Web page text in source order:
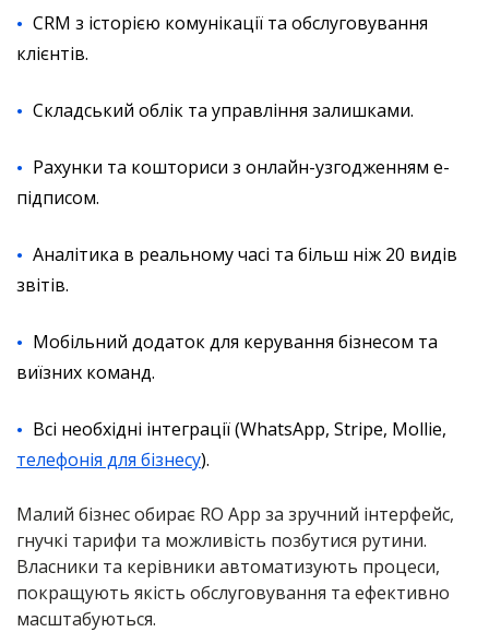
CRM з історією комунікації та обслуговування
клієнтів.
Складський облік та управління залишками.
Рахунки та кошториси з онлайн-узгодженням е-
підписом.
Аналітика в реальному часі та більш ніж 20 видів
звітів.
Мобільний додаток для керування бізнесом та
виїзних команд.
Всі необхідні інтеграції (WhatsApp, Stripe, Mollie,
телефонія для бізнесу).
Малий бізнес обирає RO App за зручний інтерфейс,
гнучкі тарифи та можливість позбутися рутини.
Власники та керівники автоматизують процеси,
покращують якість обслуговування та ефективно
масштабуються.